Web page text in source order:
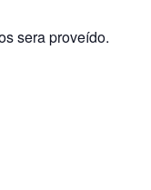
sera proveído.